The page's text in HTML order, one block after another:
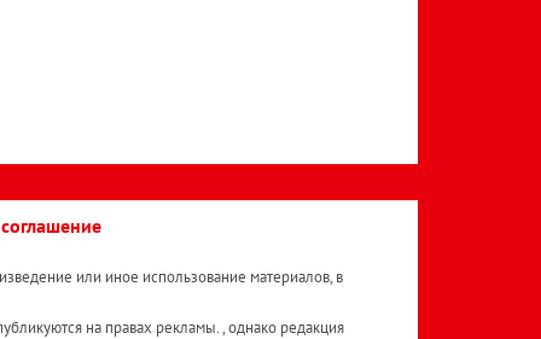
или иное использование материалов, в
на правах рекламы. , однако редакция